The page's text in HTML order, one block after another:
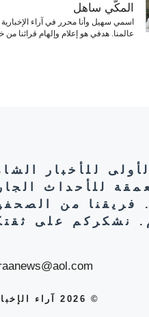
المكّي ساهل
اسمي سهيل وأنا محرر في آراء
عالمنا. هدفي هو إعلام وإلهام قرائنا من
للأخبار
للأحداث
فريقنا من
نشكركم على
© 2026 آراء الإخبارية